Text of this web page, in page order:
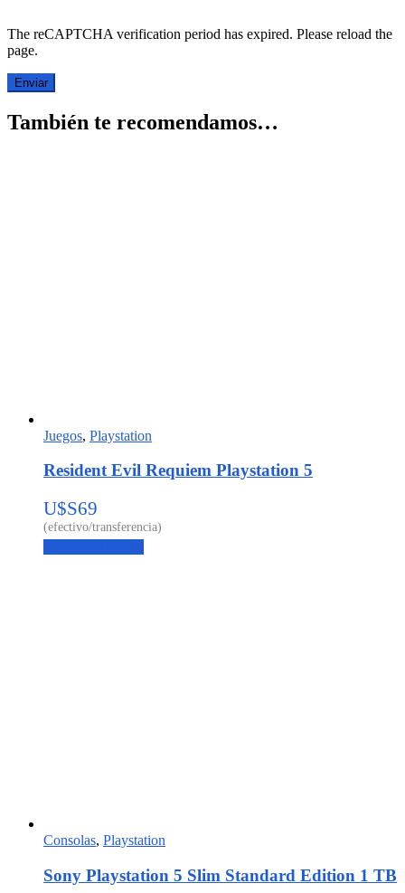
The reCAPTCHA verification period has expired. Please reload the
page.
También te recomendamos…
Juegos, Playstation
Resident Evil Requiem Playstation 5
U$S69
Consolas, Playstation
Sony Playstation 5 Slim Standard Edition 1 TB